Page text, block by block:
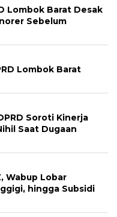
Lombok Barat Desak
Sebelum
Lombok Barat
Soroti Kinerja
Saat Dugaan
Wabup Lobar
hingga Subsidi